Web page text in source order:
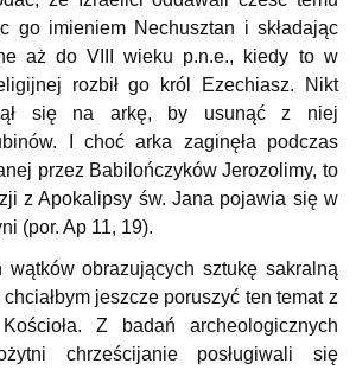
go imieniem Nechusztan i składając
aż do VIII wieku p.n.e., kiedy to w
rozbił go król Ezechiasz. Nikt
się na arkę, by usunąć z niej
I choć arka zaginęła podczas
przez Babilończyków Jerozolimy, to
z Apokalipsy św. Jana pojawia się w
(por. Ap 11, 19).
wątków obrazujących sztukę sakralną
jeszcze poruszyć ten temat z
Z badań archeologicznych
chrześcijanie posługiwali się